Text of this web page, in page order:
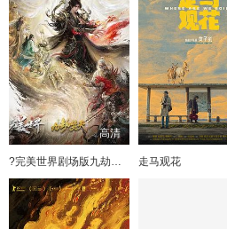
高清
?完美世界剧场版九劫焚天? 走马观花